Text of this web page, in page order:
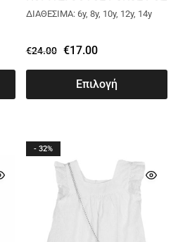
2645625
ΔΙΑΘΕΣΙΜΑ: 6y, 8y, 10y, 12y, 14y
€24.00 €17.00
Επιλογή
- 32%